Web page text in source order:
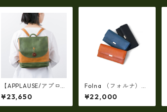
【APPLAUSE/アプロ
ーズ】レザー コンビフ
ラップ リュック（日本
製）ap-5012
¥23,650
Folna （フォルナ）栃
木レザー フラップ長財
布 / No.2993893
¥22,000